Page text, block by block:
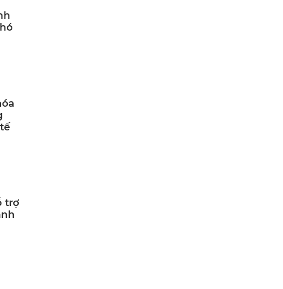
trợ